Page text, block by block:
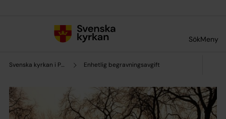
SökMeny
Svenska kyrkan i Partille Enhetlig begravningsavgift